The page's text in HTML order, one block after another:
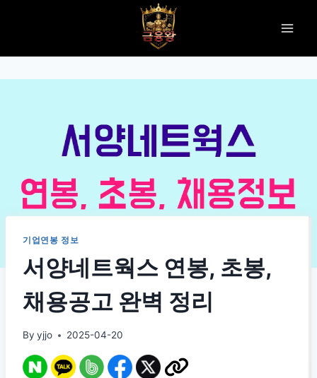
기업연봉 정보
서양네트웍스 연봉, 초봉,
채용공고 완벽 정리
By yjjo 2025-04-20